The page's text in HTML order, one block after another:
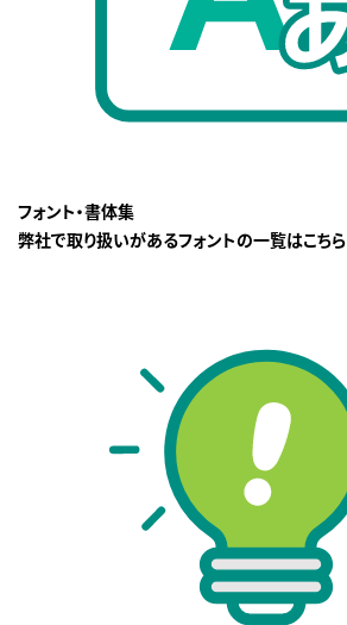
フォント・書体集
弊社で取り扱いがあるフォントの一覧はこちら